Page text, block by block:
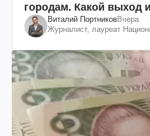
городам. Какой выход
Виталий ПортниковВчера
Журналист, лауреат